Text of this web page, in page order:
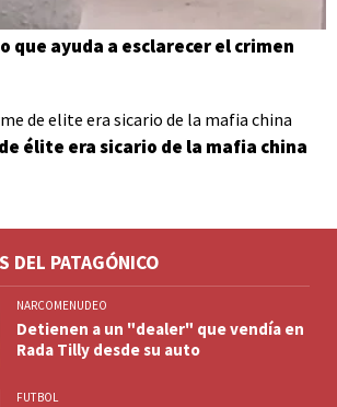
que ayuda a esclarecer el crimen
élite era sicario de la mafia china
DEL PATAGÓNICO
NARCOMENUDEO
Detienen a un "dealer" que vendía en
Rada Tilly desde su auto
FUTBOL